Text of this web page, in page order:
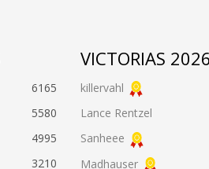
6165
5580
4995
3210
VICTORIAS 2026
killervahl
Lance Rentzel
Sanheee
Madhauser